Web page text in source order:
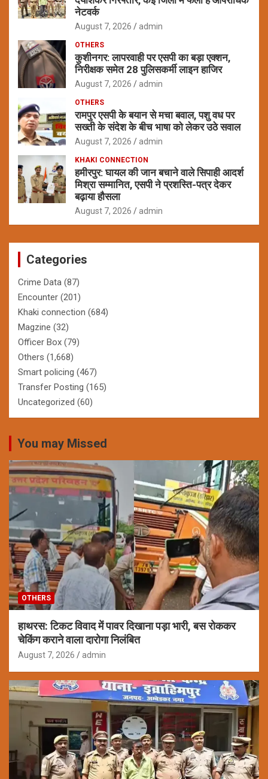
नेटवर्क
August 7, 2026 admin
OTHERS
कुशीनगर: लापरवाही पर एसपी का बड़ा एक्शन,
निरीक्षक समेत 28 पुलिसकर्मी लाइन हाजिर
August 7, 2026 admin
OTHERS
रामपुर एसपी के बयान से मचा बवाल, पशु वध पर
सख्ती के संदेश के बीच भाषा को लेकर उठे सवाल
August 7, 2026 admin
KHAKI CONNECTION
हमीरपुर: घायल की जान बचाने वाले सिपाही आदर्श
मिश्रा सम्मानित, एसपी ने प्रशस्ति-पत्र देकर
बढ़ाया हौसला
August 7, 2026 admin
Categories
Crime Data (87)
Encounter (201)
Khaki connection (684)
Magzine (32)
Officer Box (79)
Others (1,668)
Smart policing (467)
Transfer Posting (165)
Uncategorized (60)
You may Missed
OTHERS
हाथरस: टिकट विवाद में पावर दिखाना पड़ा भारी, बस रोककर
चेकिंग कराने वाला दारोगा निलंबित
August 7, 2026 admin